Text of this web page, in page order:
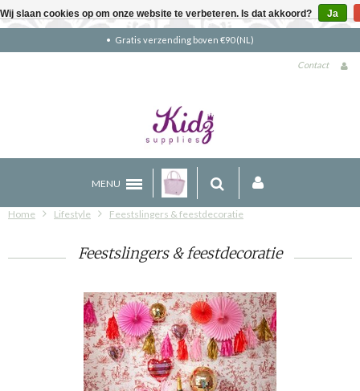
Gratis verzending boven €90 (NL)
Contact
MENU
Home Lifestyle Feestslingers & feestdecoratie
Feestslingers & feestdecoratie
Wij slaan cookies op om onze website te verbeteren. Is dat akkoord? Ja